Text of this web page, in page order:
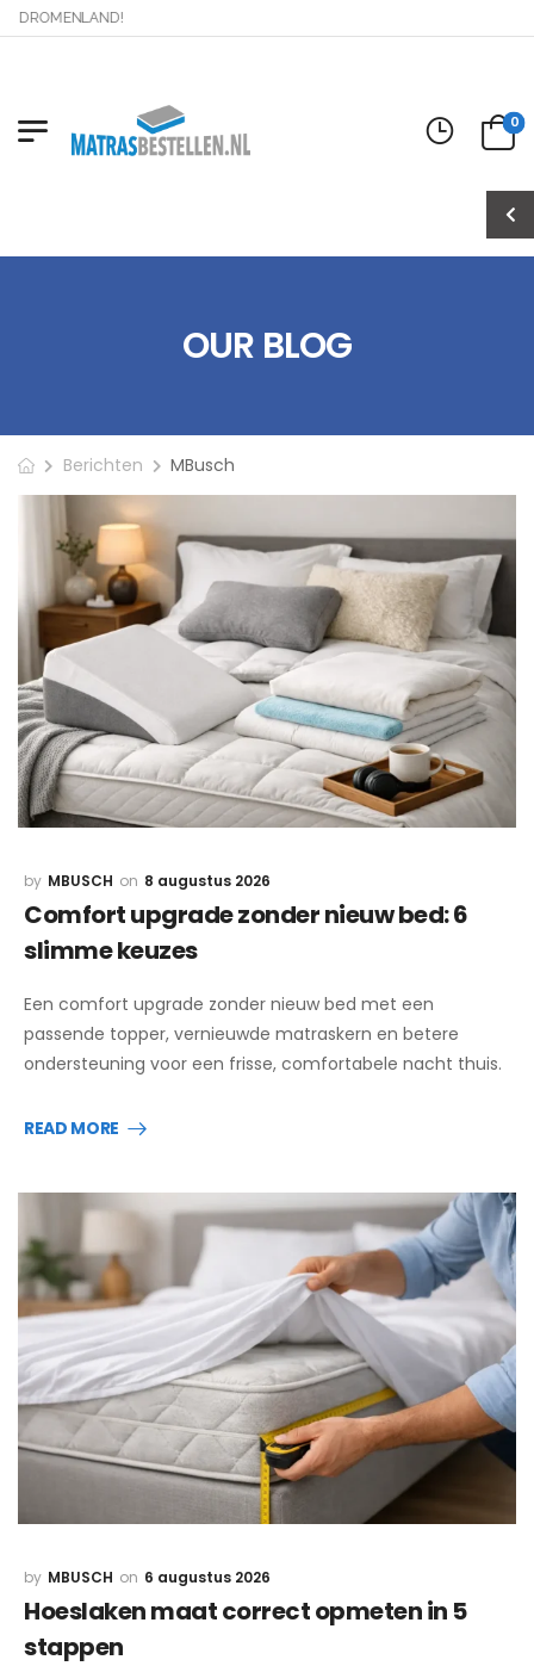
0
OUR BLOG
Berichten MBusch
MBUSCH 8 augustus 2026
Comfort upgrade zonder nieuw bed: 6
slimme keuzes
Een comfort upgrade zonder nieuw bed met een
passende topper, vernieuwde matraskern en betere
ondersteuning voor een frisse, comfortabele nacht thuis.
READ MORE
MBUSCH 6 augustus 2026
Hoeslaken maat correct opmeten in 5
stappen